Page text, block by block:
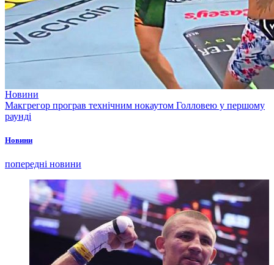
Новини
Макгрегор програв технічним нокаутом Голловею у першому
раунді
Новини
попередні новини